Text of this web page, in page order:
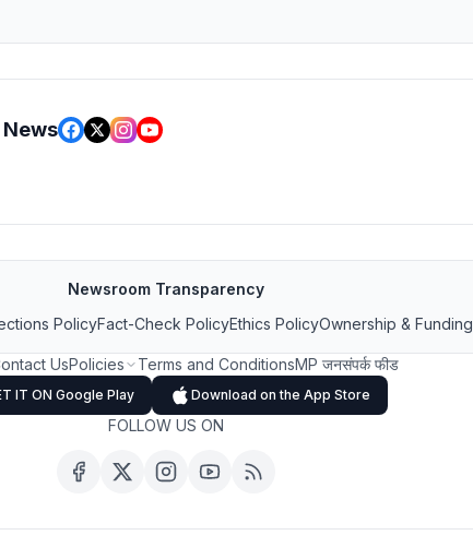
News
Newsroom Transparency
PolicyFact-Check PolicyEthics PolicyOwnership & Funding
UsPolicies Terms and ConditionsMP जनसंपर्क फीड
IT ON Google Play Download on the App Store
FOLLOW US ON